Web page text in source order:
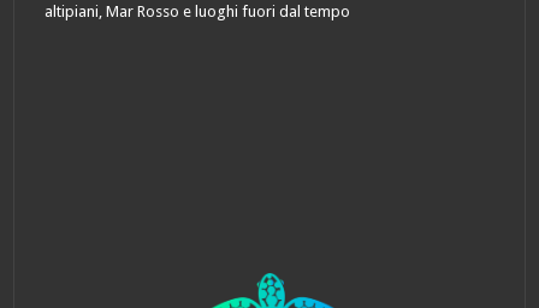
altipiani, Mar Rosso e luoghi fuori dal tempo